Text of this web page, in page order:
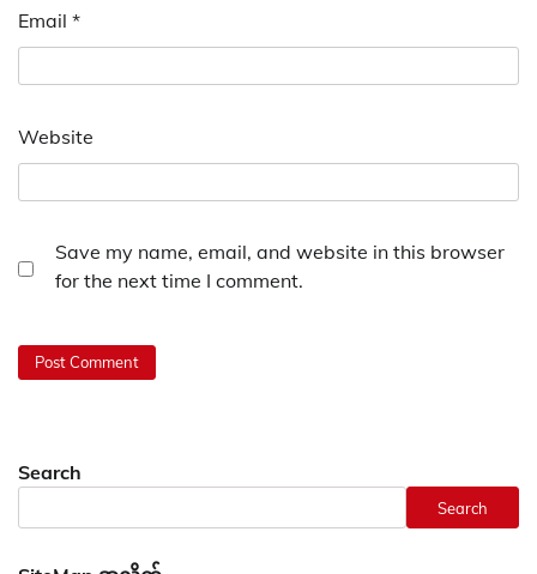
Email *
Website
Save my name, email, and website in this browser
for the next time I comment.
Search
Search